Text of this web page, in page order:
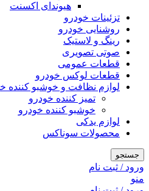
هیوندای اکسنت
تزئینات خودرو
روشنایی خودرو
رینگ و لاستیک
صوتی تصویری
قطعات عمومی
قطعات لوکس خودرو
لوازم نظافت و خوشبو کننده
تمیز کننده خودرو
خوشبو کننده خودرو
لوازم یدکی
محصولات سوناکس
جستجو
ورود / ثبت نام
منو